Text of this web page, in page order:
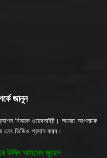
জানুন
বিষয়ক ওয়েবসাইট। আমরা আপনাকে
এবং ভিডিও প্রদান করব।
উদ্দিন আহমেদ জুয়েল